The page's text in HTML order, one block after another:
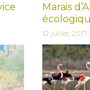
Marais
12 juillet 2017